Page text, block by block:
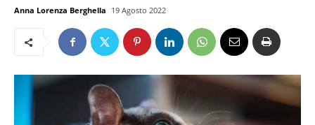
Anna Lorenza Berghella 19 Agosto 2022